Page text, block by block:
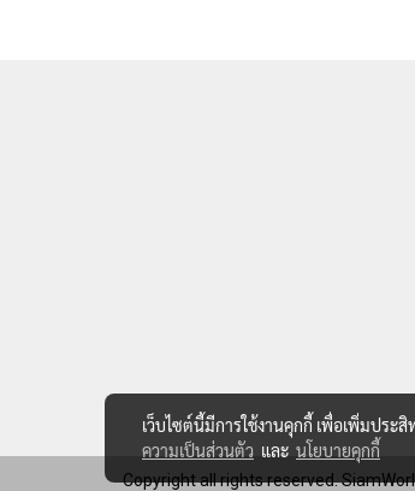
Copyright all rights reserved.
เว็บไซต์นี้มีการใช้งานคุกกี้ เพื่อเพิ่มประ
ความเป็นส่วนตัว และ นโยบายคุกกี้